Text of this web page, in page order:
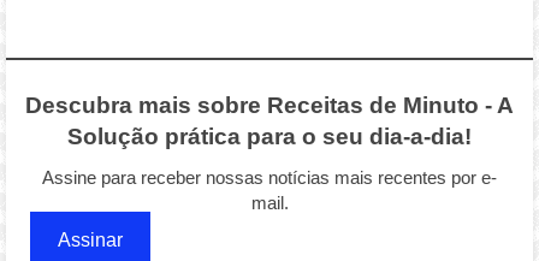
Descubra mais sobre Receitas de Minuto - A
Solução prática para o seu dia-a-dia!
Assine para receber nossas notícias mais recentes por e-
mail.
Assinar